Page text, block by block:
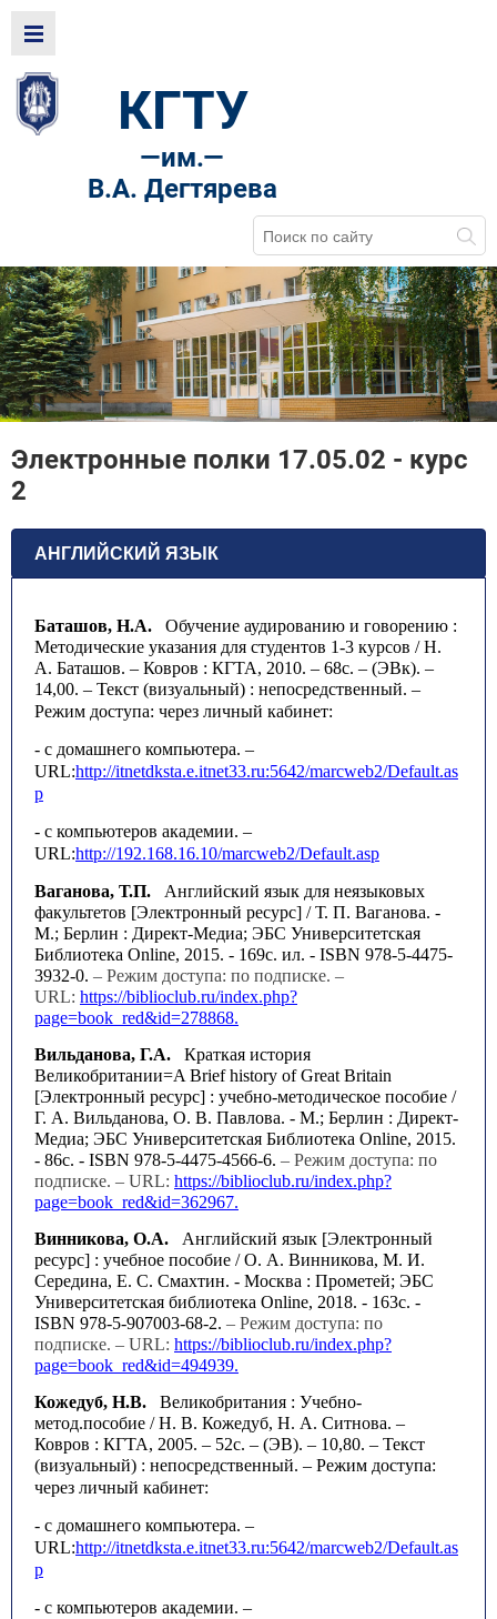
КГТУ
—им.—
В.А. Дегтярева
Электронные полки 17.05.02 - курс
2
АНГЛИЙСКИЙ ЯЗЫК
Баташов, Н.А. Обучение аудированию и говорению :
Методические указания для студентов 1-3 курсов / Н.
А. Баташов. – Ковров : КГТА, 2010. – 68с. – (ЭВк). –
14,00. – Текст (визуальный) : непосредственный. –
Режим доступа: через личный кабинет:
- с домашнего компьютера. –
URL:http://itnetdksta.e.itnet33.ru:5642/marcweb2/Default.as
p
- с компьютеров академии. –
URL:http://192.168.16.10/marcweb2/Default.asp
Ваганова, Т.П. Английский язык для неязыковых
факультетов [Электронный ресурс] / Т. П. Ваганова. -
М.; Берлин : Директ-Медиа; ЭБС Университетская
Библиотека Online, 2015. - 169с. ил. - ISBN 978-5-4475-
3932-0. – Режим доступа: по подписке. –
URL: https://biblioclub.ru/index.php?
page=book_red&id=278868.
Вильданова, Г.А. Краткая история
Великобритании=A Brief history of Great Britain
[Электронный ресурс] : учебно-методическое пособие /
Г. А. Вильданова, О. В. Павлова. - М.; Берлин : Директ-
Медиа; ЭБС Университетская Библиотека Online, 2015.
- 86с. - ISBN 978-5-4475-4566-6. – Режим доступа: по
подписке. – URL: https://biblioclub.ru/index.php?
page=book_red&id=362967.
Винникова, О.А. Английский язык [Электронный
ресурс] : учебное пособие / О. А. Винникова, М. И.
Середина, Е. С. Смахтин. - Москва : Прометей; ЭБС
Университетская библиотека Online, 2018. - 163с. -
ISBN 978-5-907003-68-2. – Режим доступа: по
подписке. – URL: https://biblioclub.ru/index.php?
page=book_red&id=494939.
Кожедуб, Н.В. Великобритания : Учебно-
метод.пособие / Н. В. Кожедуб, Н. А. Ситнова. –
Ковров : КГТА, 2005. – 52с. – (ЭВ). – 10,80. – Текст
(визуальный) : непосредственный. – Режим доступа:
через личный кабинет:
- с домашнего компьютера. –
URL:http://itnetdksta.e.itnet33.ru:5642/marcweb2/Default.as
p
- с компьютеров академии. –